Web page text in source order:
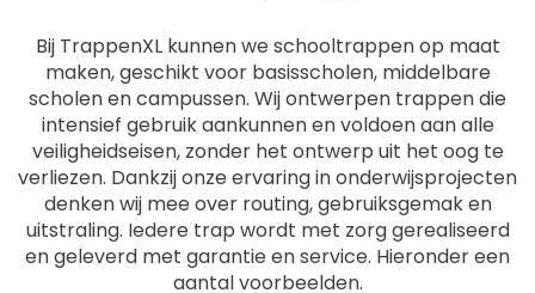
Bij TrappenXL kunnen we schooltrappen op maat
maken, geschikt voor basisscholen, middelbare
scholen en campussen. Wij ontwerpen trappen die
intensief gebruik aankunnen en voldoen aan alle
veiligheidseisen, zonder het ontwerp uit het oog te
verliezen. Dankzij onze ervaring in onderwijsprojecten
denken wij mee over routing, gebruiksgemak en
uitstraling. Iedere trap wordt met zorg gerealiseerd
en geleverd met garantie en service. Hieronder een
aantal voorbeelden.